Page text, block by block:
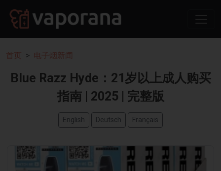
首页 电子烟新闻
Blue Razz Hyde：21岁以上成人购买
指南 | 2025 | 完整版
English Deutsch Français